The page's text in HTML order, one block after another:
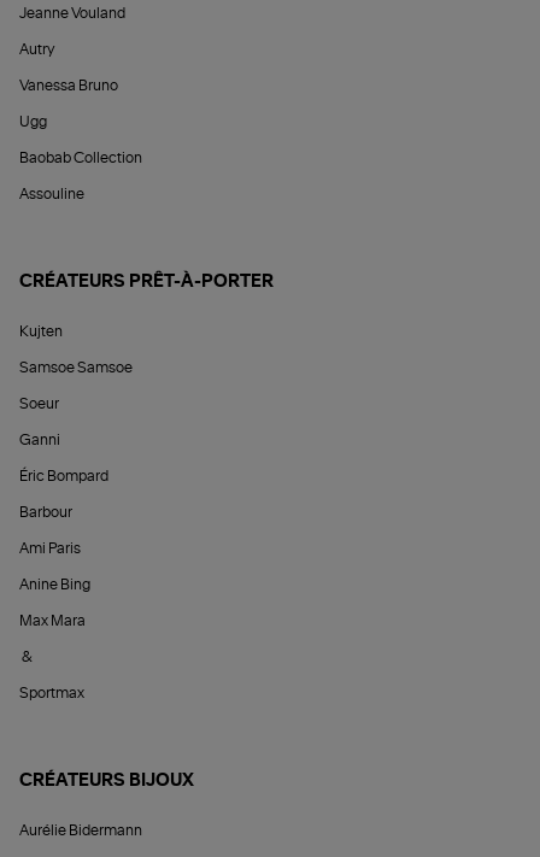
Jeanne Vouland
Autry
Vanessa Bruno
Ugg
Baobab Collection
Assouline
CRÉATEURS PRÊT-À-PORTER
Kujten
Samsoe Samsoe
Soeur
Ganni
Éric Bompard
Barbour
Ami Paris
Anine Bing
Max Mara
&
Sportmax
CRÉATEURS BIJOUX
Aurélie Bidermann